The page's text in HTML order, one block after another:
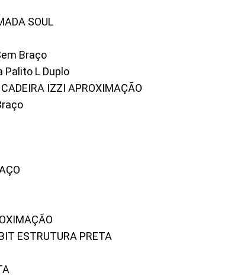
SOUL
Braço
Palito L Duplo
CADEIRA IZZI APROXIMAÇÃO
ESTRUTURA PRETA